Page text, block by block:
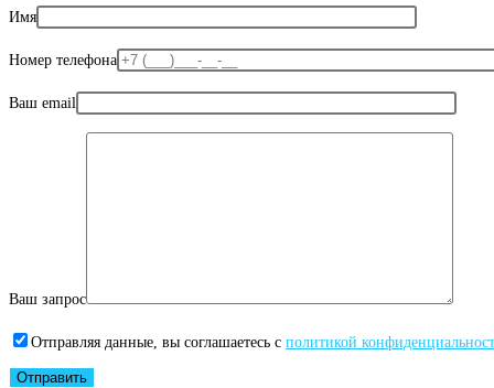
Имя
Номер телефона
Ваш email
Ваш запрос
Отправляя данные, вы соглашаетесь с политикой